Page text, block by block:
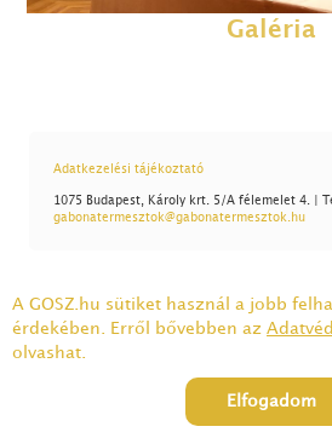
Galéria
Adatkezelési tájékoztató
1075 Budapest, Károly krt. 5/A félemelet 4. |
gabonatermesztok@gabonatermesztok.hu
A GOSZ.hu sütiket használ a jobb
érdekében. Erről bővebben az
olvashat.
Elfogadom